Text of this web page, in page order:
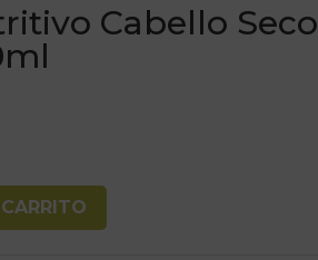
Cabello Seco